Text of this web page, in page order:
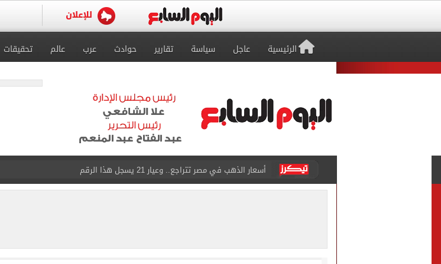
الرئيسية عاجل سياسة تقارير حوادث عرب عالم تحقيقات
أسعار الذهب في مصر تتراجع.. وعيار 21 يسجل هذا الرقم
الاستعلامات تفند ادعاءات ذا صن وميرور حول علاج سيدة بريطانية في شرم الشيخ